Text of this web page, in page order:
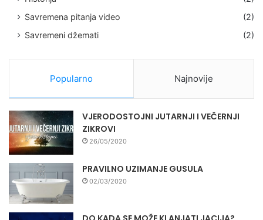
Savremena pitanja video
(2)
Savremeni džemati
(2)
Popularno Najnovije
VJERODOSTOJNI JUTARNJI I VEČERNJI
ZIKROVI
26/05/2020
PRAVILNO UZIMANJE GUSULA
02/03/2020